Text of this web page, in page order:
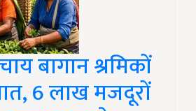
बागान श्रमिकों
6 लाख मजदूरों